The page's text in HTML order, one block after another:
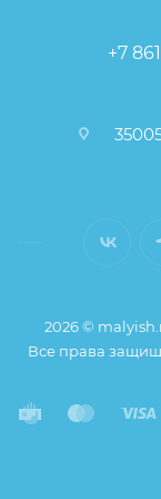
+7
2026 ©
Все права